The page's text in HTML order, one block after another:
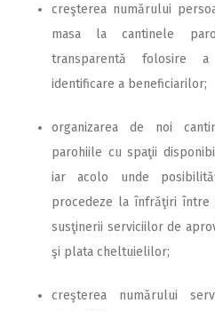
creşterea numărului
masa la cantinele
transparentă folosire
identificare a beneficiarilor;
organizarea de noi
parohiile cu spaţii
iar acolo unde
procedeze la înfrăţiri între
susţinerii serviciilor de
şi plata cheltuielilor;
creşterea numărului